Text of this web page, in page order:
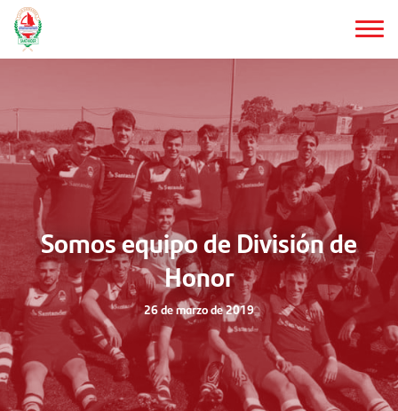
Saltar
al
contenido
Somos equipo de División de
Honor
26 de marzo de 2019